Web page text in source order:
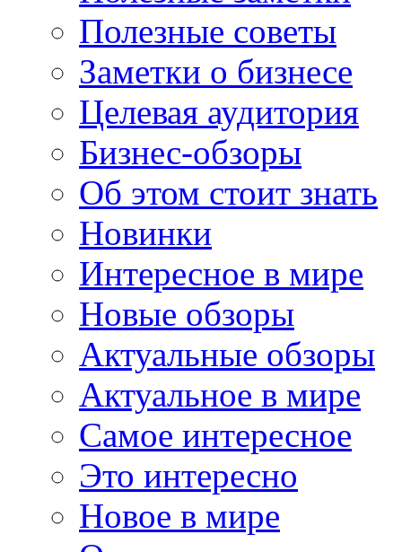
Полезные советы
Заметки о бизнесе
Целевая аудитория
Бизнес-обзоры
Об этом стоит знать
Новинки
Интересное в мире
Новые обзоры
Актуальные обзоры
Актуальное в мире
Самое интересное
Это интересно
Новое в мире